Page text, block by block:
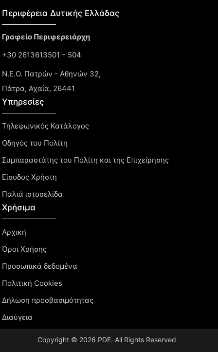
Περιφέρεια Δυτικής Ελλάδας​
Γραφείο Περιφερειάρχη
+30 2613613501 – 504
Ν.Ε.Ο. Πατρών - Αθηνών 32,
Πάτρα, Αχαΐα, 26441
Υπηρεσίες
Τηλεφωνικός Κατάλογος
Οδηγός του Πολίτη
Συμπαραστάτης του Πολίτη και της Επιχείρησης
Είσοδος Χρήστη
Παλιά ιστοσελίδα
Χρήσιμα
Αρχική
Όροι Χρήσης
Προσωπικά δεδομένα
Πολιτική Cookies
Δήλωση προσβασιμότητας
Διαύγεια
Copyright © 2026 PDE. All Rights Reserved